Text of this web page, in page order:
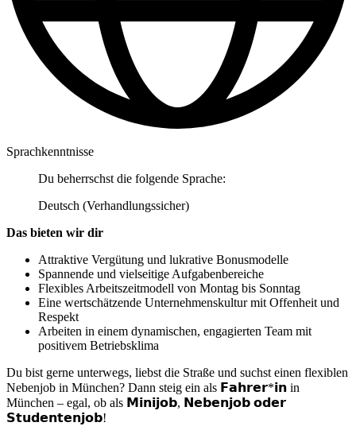
Sprachkenntnisse
Du beherrschst die folgende Sprache:
Deutsch (Verhandlungssicher)
Das bieten wir dir
Attraktive Vergütung und lukrative Bonusmodelle
Spannende und vielseitige Aufgabenbereiche
Flexibles Arbeitszeitmodell von Montag bis Sonntag
Eine wertschätzende Unternehmenskultur mit Offenheit und
Respekt
Arbeiten in einem dynamischen, engagierten Team mit
positivem Betriebsklima
Du bist gerne unterwegs, liebst die Straße und suchst einen flexiblen
Nebenjob in München? Dann steig ein als 𝗙𝗮𝗵𝗿𝗲𝗿*𝗶𝗻 in
München – egal, ob als 𝗠𝗶𝗻𝗶𝗷𝗼𝗯, 𝗡𝗲𝗯𝗲𝗻𝗷𝗼𝗯 𝗼𝗱𝗲𝗿
𝗦𝘁𝘂𝗱𝗲𝗻𝘁𝗲𝗻𝗷𝗼𝗯!